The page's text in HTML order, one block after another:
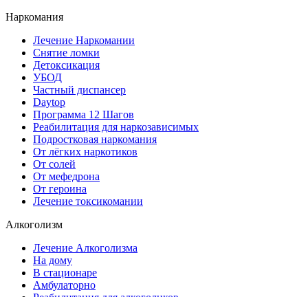
Наркомания
Лечение Наркомании
Снятие ломки
Детоксикация
УБОД
Частный диспансер
Daytop
Программа 12 Шагов
Реабилитация для наркозависимых
Подростковая наркомания
От лёгких наркотиков
От солей
От мефедрона
От героина
Лечение токсикомании
Алкоголизм
Лечение Алкоголизма
На дому
В стационаре
Амбулаторно